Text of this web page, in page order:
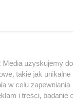
sprzyja
Barana.
na nowe.
Media uzyskujemy
takie jak unikalne
w celu zapewniania
i treści, badanie